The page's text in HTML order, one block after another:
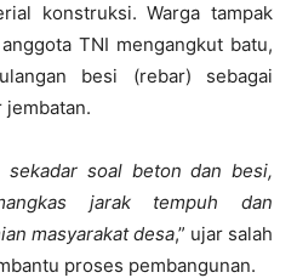
konstruksi. Warga tampak
TNI mengangkut batu,
besi (rebar) sebagai
jembatan.
sekadar soal beton dan besi,
jarak tempuh dan
masyarakat desa,” ujar salah
proses pembangunan.